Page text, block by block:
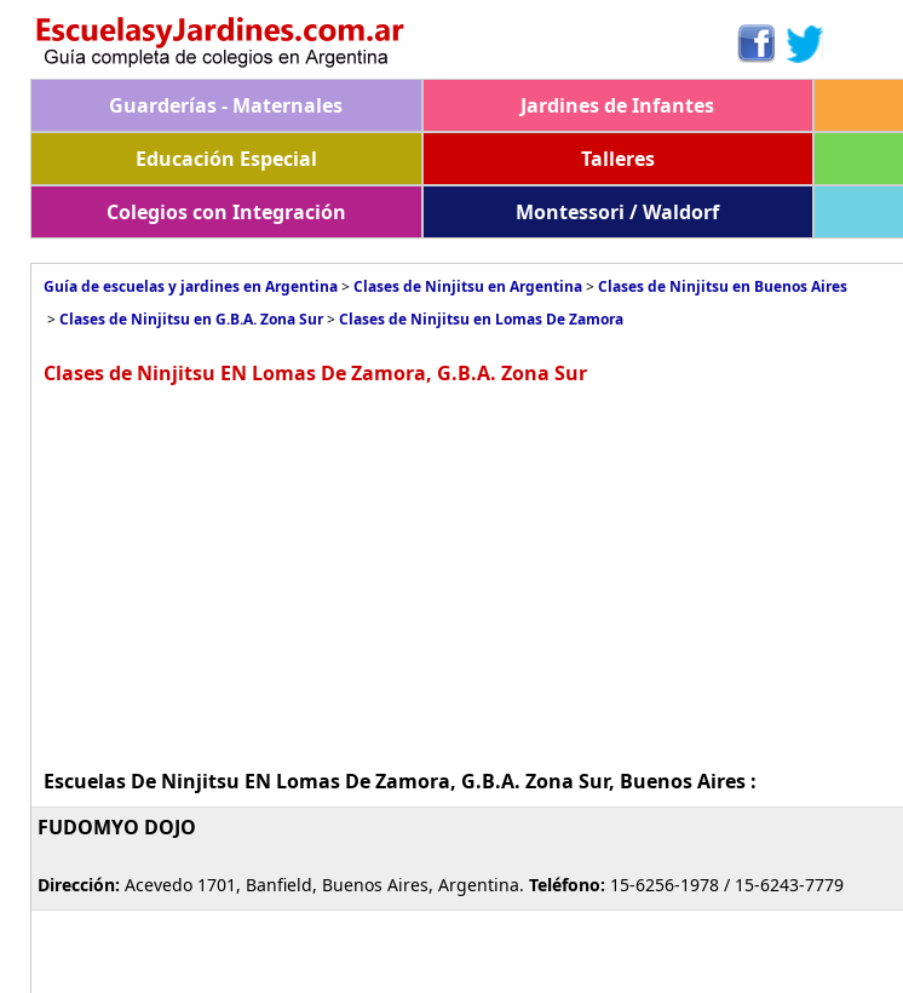
Guarderías - Maternales Jardines de Infantes
Educación Especial
Talleres
Colegios con Integración
Montessori / Waldorf
Guía de escuelas y jardines en Argentina>Clases de Ninjitsu en Argentina>Clases de Ninjitsu en Buenos Aires
>Clases de Ninjitsu en G.B.A. Zona Sur>Clases de Ninjitsu en Lomas De Zamora
Clases de Ninjitsu EN Lomas De Zamora, G.B.A. Zona Sur
Escuelas De Ninjitsu EN Lomas De Zamora, G.B.A. Zona Sur, Buenos Aires :
FUDOMYO DOJO
Dirección: Acevedo 1701, Banfield, Buenos Aires, Argentina. Teléfono: 15-6256-1978 / 15-6243-7779